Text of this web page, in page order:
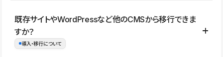
コーポレートサイト、サービスサイト、LP、採用サイト、ブロ
グ・メディア、イベントサイト、店舗・商品紹介サイト、ポートフ
ォリオなど幅広く制作できます。
既存サイトやWordPressなど他のCMSから移行できま
すか？
導入・移行について